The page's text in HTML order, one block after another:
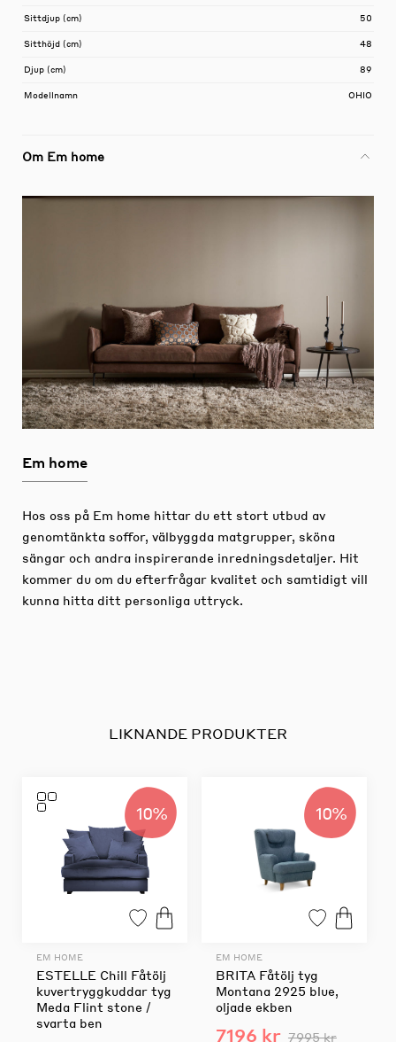
Sittdjup (cm) 50
Sitthöjd (cm) 48
Djup (cm) 89
Modellnamn OHIO
Om Em home
Em home
Hos oss på Em home hittar du ett stort utbud av
genomtänkta soffor, välbyggda matgrupper, sköna
sängar och andra inspirerande inredningsdetaljer. Hit
kommer du om du efterfrågar kvalitet och samtidigt vill
kunna hitta ditt personliga uttryck.
LIKNANDE PRODUKTER
10%
EM HOME
ESTELLE Chill Fåtölj
kuvertryggkuddar tyg
Meda Flint stone /
svarta ben
10%
EM HOME
BRITA Fåtölj tyg
Montana 2925 blue,
oljade ekben
7196 kr 7995 kr